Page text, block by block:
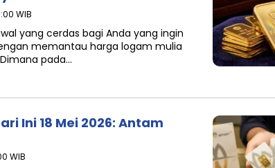
WIB
yang cerdas bagi Anda yang ingin
memantau harga logam mulia
pada…
Ini 18 Mei 2026: Antam
WIB